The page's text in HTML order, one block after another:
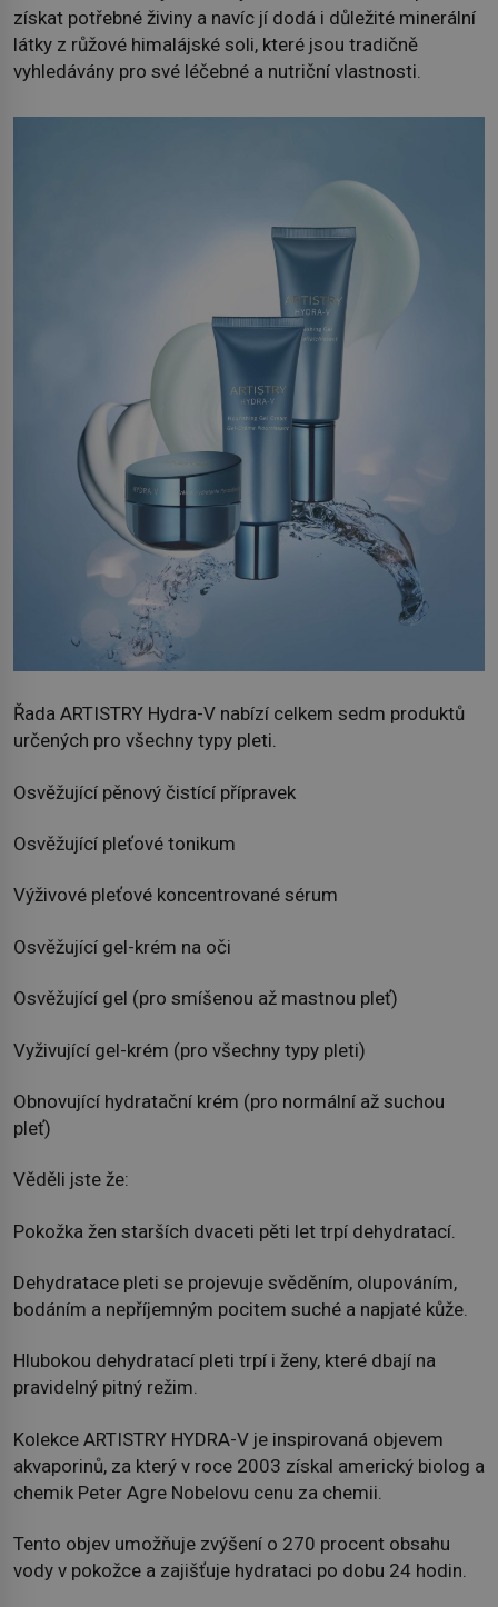
získat potřebné živiny a navíc jí dodá i důležité minerální
látky z růžové himalájské soli, které jsou tradičně
vyhledávány pro své léčebné a nutriční vlastnosti.
Řada ARTISTRY Hydra-V nabízí celkem sedm produktů
určených pro všechny typy pleti.
Osvěžující pěnový čistící přípravek
Osvěžující pleťové tonikum
Výživové pleťové koncentrované sérum
Osvěžující gel-krém na oči
Osvěžující gel (pro smíšenou až mastnou pleť)
Vyživující gel-krém (pro všechny typy pleti)
Obnovující hydratační krém (pro normální až suchou
pleť)
Věděli jste že:
Pokožka žen starších dvaceti pěti let trpí dehydratací.
Dehydratace pleti se projevuje svěděním, olupováním,
bodáním a nepříjemným pocitem suché a napjaté kůže.
Hlubokou dehydratací pleti trpí i ženy, které dbají na
pravidelný pitný režim.
Kolekce ARTISTRY HYDRA-V je inspirovaná objevem
akvaporinů, za který v roce 2003 získal americký biolog a
chemik Peter Agre Nobelovu cenu za chemii.
Tento objev umožňuje zvýšení o 270 procent obsahu
vody v pokožce a zajišťuje hydrataci po dobu 24 hodin.